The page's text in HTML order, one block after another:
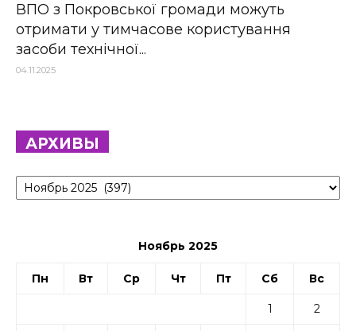
ВПО з Покровської громади можуть
отримати у тимчасове користування
засоби технічної...
04.11.2025
АРХИВЫ
Архивы
Ноябрь 2025
Пн Вт Ср Чт Пт Сб Вс
1 2